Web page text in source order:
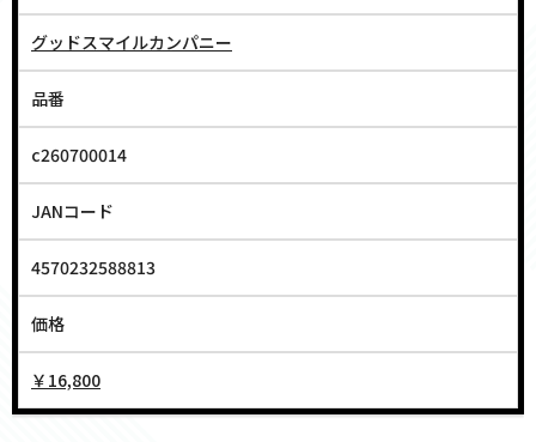
グッドスマイルカンパニー
品番
c260700014
JANコード
4570232588813
価格
￥16,800